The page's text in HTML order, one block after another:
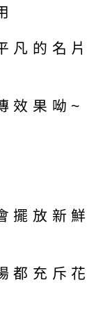
凡的名片
效果呦~
擺放新鮮
都充斥花